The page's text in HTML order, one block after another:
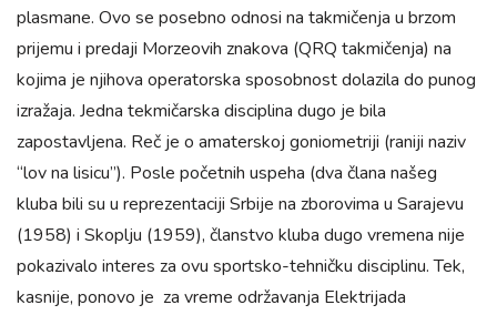
plasmane. Ovo se posebno odnosi na takmičenja u brzom
prijemu i predaji Morzeovih znakova (QRQ takmičenja) na
kojima je njihova operatorska sposobnost dolazila do punog
izražaja. Jedna tekmičarska disciplina dugo je bila
zapostavljena. Reč je o amaterskoj goniometriji (raniji naziv
“lov na lisicu”). Posle početnih uspeha (dva člana našeg
kluba bili su u reprezentaciji Srbije na zborovima u Sarajevu
(1958) i Skoplju (1959), članstvo kluba dugo vremena nije
pokazivalo interes za ovu sportsko-tehničku disciplinu. Tek,
kasnije, ponovo je za vreme održavanja Elektrijada